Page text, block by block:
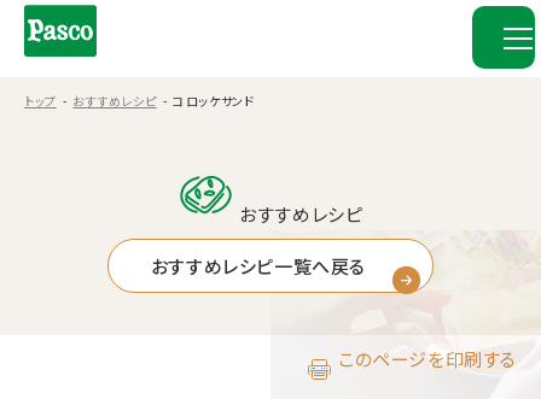
トップ おすすめレシピ コロッケサンド
おすすめレシピ
おすすめレシピ一覧へ戻る
このページを印刷する